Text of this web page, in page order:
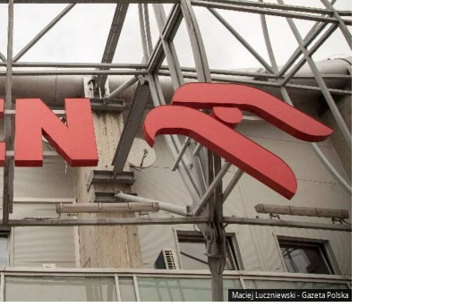
Maciej Luczniewski - Gazeta Polska